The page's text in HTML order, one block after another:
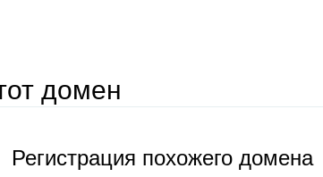
домен
Регистрация похожего домена